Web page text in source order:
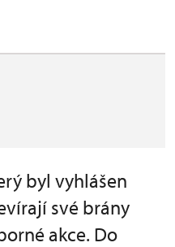
byl vyhlášen
své brány
akce. Do